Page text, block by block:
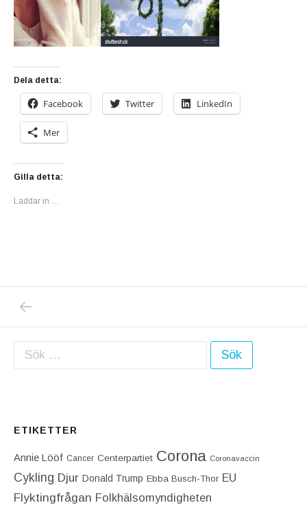
Dela detta:
Facebook Twitter LinkedIn
Mer
Gilla detta:
Laddar in …
Inläggsnavigering
Sök efter:
ETIKETTER
Annie Lööf Cancer Centerpartiet‎ Corona Coronavaccin
Cykling Djur Donald Trump Ebba Busch-Thor EU
Flyktingfrågan Folkhälsomyndigheten